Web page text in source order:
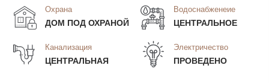
Охрана
ДОМ ПОД ОХРАНОЙ
Водоснабженеие
ЦЕНТРАЛЬНОЕ
Канализация
ЦЕНТРАЛЬНАЯ
Электричество
ПРОВЕДЕНО